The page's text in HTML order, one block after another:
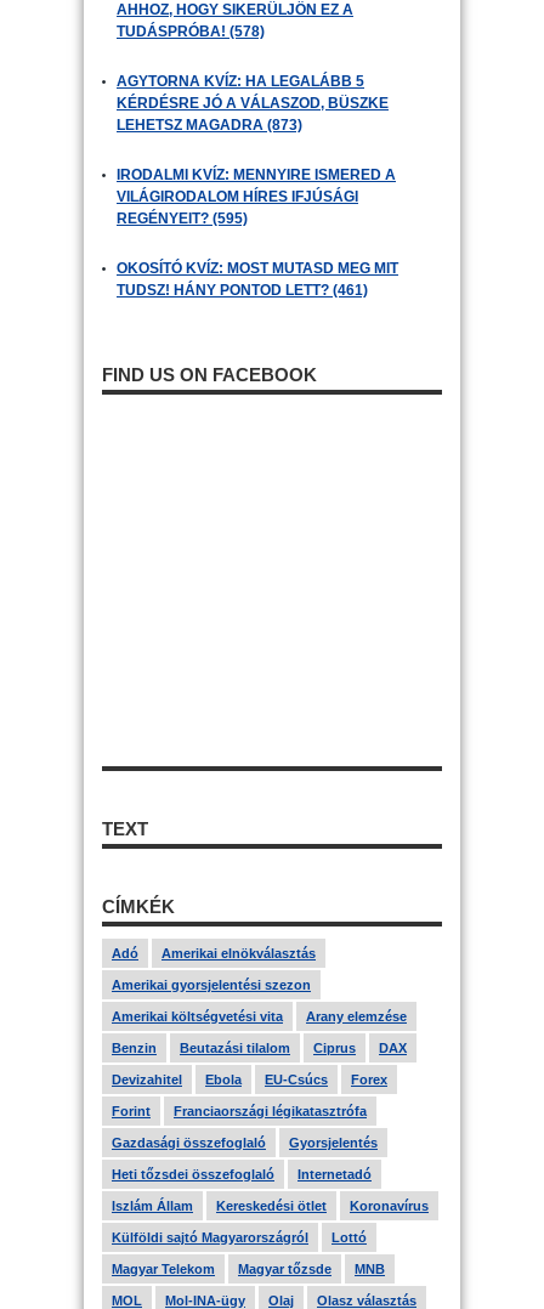
AHHOZ, HOGY SIKERÜLJÖN EZ A
TUDÁSPRÓBA! (578)
AGYTORNA KVÍZ: HA LEGALÁBB 5
KÉRDÉSRE JÓ A VÁLASZOD, BÜSZKE
LEHETSZ MAGADRA (873)
IRODALMI KVÍZ: MENNYIRE ISMERED A
VILÁGIRODALOM HÍRES IFJÚSÁGI
REGÉNYEIT? (595)
OKOSÍTÓ KVÍZ: MOST MUTASD MEG MIT
TUDSZ! HÁNY PONTOD LETT? (461)
FIND US ON FACEBOOK
TEXT
CÍMKÉK
Adó Amerikai elnökválasztás
Amerikai gyorsjelentési szezon
Amerikai költségvetési vita Arany elemzése
Benzin Beutazási tilalom Ciprus DAX
Devizahitel Ebola EU-Csúcs Forex
Forint Franciaországi légikatasztrófa
Gazdasági összefoglaló Gyorsjelentés
Heti tőzsdei összefoglaló Internetadó
Iszlám Állam Kereskedési ötlet Koronavírus
Külföldi sajtó Magyarországról Lottó
Magyar Telekom Magyar tőzsde MNB
MOL Mol-INA-ügy Olaj Olasz választás